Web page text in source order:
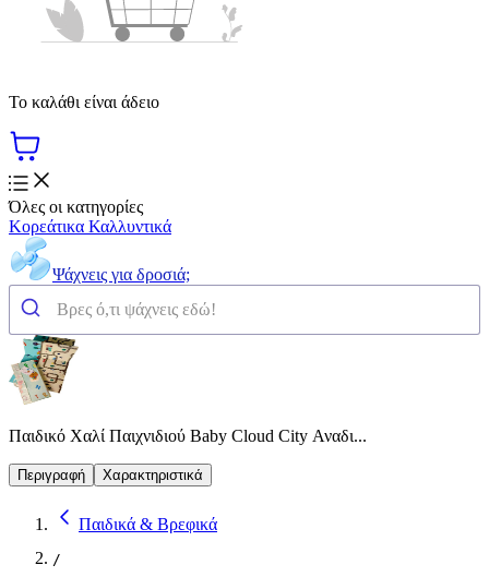
Το καλάθι είναι άδειο
Όλες οι κατηγορίες
Κορεάτικα Καλλυντικά
Ψάχνεις για δροσιά;
Παιδικό Χαλί Παιχνιδιού Baby Cloud City Αναδι...
Περιγραφή Χαρακτηριστικά
Παιδικά & Βρεφικά
/